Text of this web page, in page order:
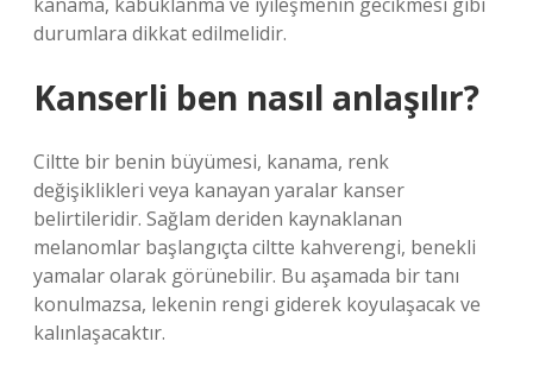
durumlara dikkat edilmelidir.
Kanserli ben nasıl anlaşılır?
Ciltte bir benin büyümesi, kanama, renk
değişiklikleri veya kanayan yaralar kanser
belirtileridir. Sağlam deriden kaynaklanan
melanomlar başlangıçta ciltte kahverengi, benekli
yamalar olarak görünebilir. Bu aşamada bir tanı
konulmazsa, lekenin rengi giderek koyulaşacak ve
kalınlaşacaktır.